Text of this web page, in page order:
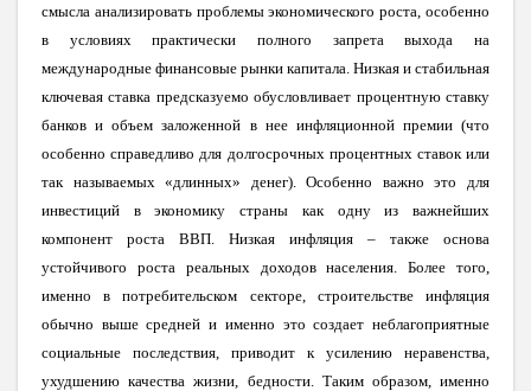
смысла анализировать проблемы экономического роста, особенно
в условиях практически полного запрета выхода на
международные финансовые рынки капитала. Низкая и стабильная
ключевая ставка предсказуемо обусловливает процентную ставку
банков и объем заложенной в нее инфляционной премии (что
особенно справедливо для долгосрочных процентных ставок или
так называемых «длинных» денег). Особенно важно это для
инвестиций в экономику страны как одну из важнейших
компонент роста ВВП. Низкая инфляция – также основа
устойчивого роста реальных доходов населения. Более того,
именно в потребительском секторе, строительстве инфляция
обычно выше средней и именно это создает неблагоприятные
социальные последствия, приводит к усилению неравенства,
ухудшению качества жизни, бедности. Таким образом, именно